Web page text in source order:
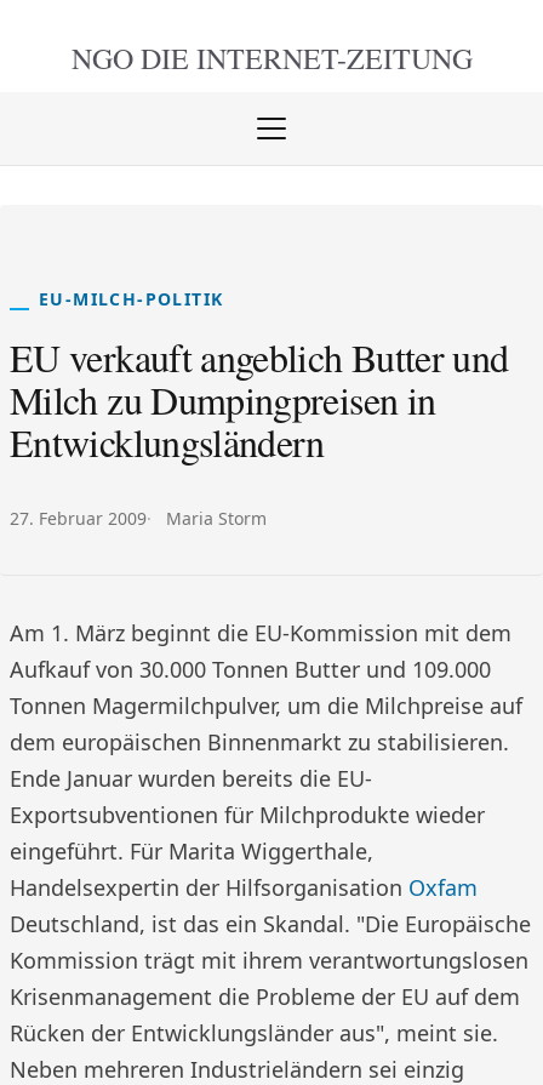
NGO DIE INTERNET-ZEITUNG
Menü
EU-MILCH-POLITIK
EU verkauft angeblich Butter und
Milch zu Dumpingpreisen in
Entwicklungsländern
Veröffentlicht am:
27. Februar 2009 Autor:
Maria Storm
Am 1. März beginnt die EU-Kommission mit dem
Aufkauf von 30.000 Tonnen Butter und 109.000
Tonnen Magermilchpulver, um die Milchpreise auf
dem europäischen Binnenmarkt zu stabilisieren.
Ende Januar wurden bereits die EU-
Exportsubventionen für Milchprodukte wieder
eingeführt. Für Marita Wiggerthale,
Handelsexpertin der Hilfsorganisation Oxfam
Deutschland, ist das ein Skandal. "Die Europäische
Kommission trägt mit ihrem verantwortungslosen
Krisenmanagement die Probleme der EU auf dem
Rücken der Entwicklungsländer aus", meint sie.
Neben mehreren Industrieländern sei einzig